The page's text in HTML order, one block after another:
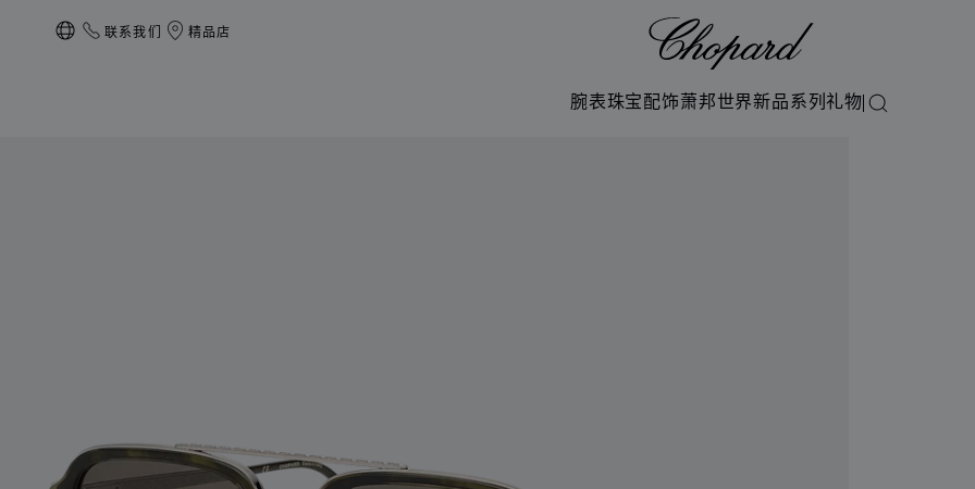
本地化（更改国家/地区）
联系我们 精品店
腕表珠宝配饰萧邦世界新品系列礼物搜索